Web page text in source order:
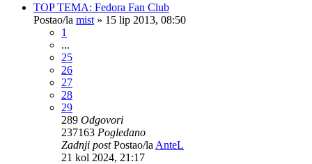
TOP TEMA: Fedora Fan Club
Postao/la mist » 15 lip 2013, 08:50
1
...
25
26
27
28
29
289 Odgovori
237163 Pogledano
Zadnji postPostao/la AnteL
21 kol 2024, 21:17